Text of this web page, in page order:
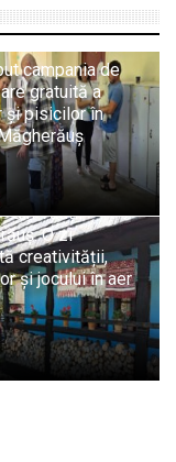
campania de
gratuită a
și pisicilor în
pentru copii la
Etnografic
din Tăuții-
O zi
creativității,
și jocului în aer